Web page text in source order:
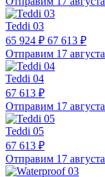
Teddi 03
65 924 ₽ 67 613 ₽
Отправим 17 августа
Teddi 04
67 613 ₽
Отправим 17 августа
Teddi 05
67 613 ₽
Отправим 17 августа